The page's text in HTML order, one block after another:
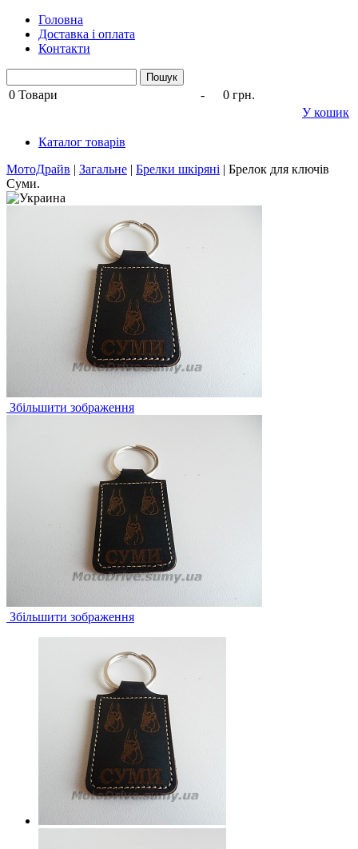
Головна
Доставка і оплата
Контакти
0 Товари -
0 грн.
У кошик
Каталог товарів
МотоДрайв | Загальне | Брелки шкіряні | Брелок для ключів
Суми.
Збільшити зображення
Збільшити зображення